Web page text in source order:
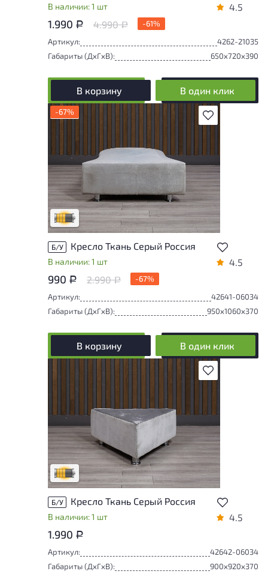
В наличии: 1 шт 4.5
1.990 Р 4.990Р
-61%
Артикул:
4262-21035
Габариты (ДxГxВ):
650x720x390
В корзину В один клик
В избранное
-67%
Товар может иметь незначительные
повреждения и/или следы эксплуатации,
не влияющие на удобство его
использования
Удовлетворительный износ
Б/У Кресло Ткань Серый Россия
В наличии: 1 шт 4.5
990 Р 2.990Р
-67%
Артикул:
42641-06034
Габариты (ДxГxВ):
950x1060x370
В корзину В один клик
В избранное
Товар может иметь незначительные
повреждения и/или следы эксплуатации,
не влияющие на удобство его
использования
Удовлетворительный износ
Б/У Кресло Ткань Серый Россия
В наличии: 1 шт 4.5
1.990 Р
Артикул:
42642-06034
Габариты (ДxГxВ):
900x920x370